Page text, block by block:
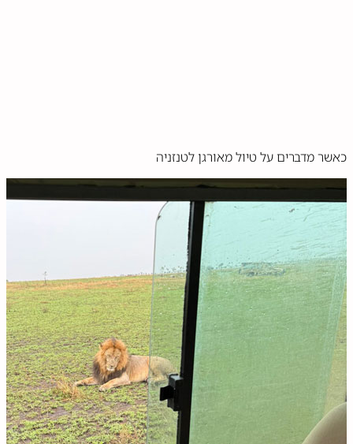
כאשר מדברים על טיול מאורגן לטנזניה